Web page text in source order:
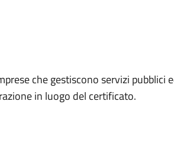
che gestiscono servizi pubblici
in luogo del certificato.